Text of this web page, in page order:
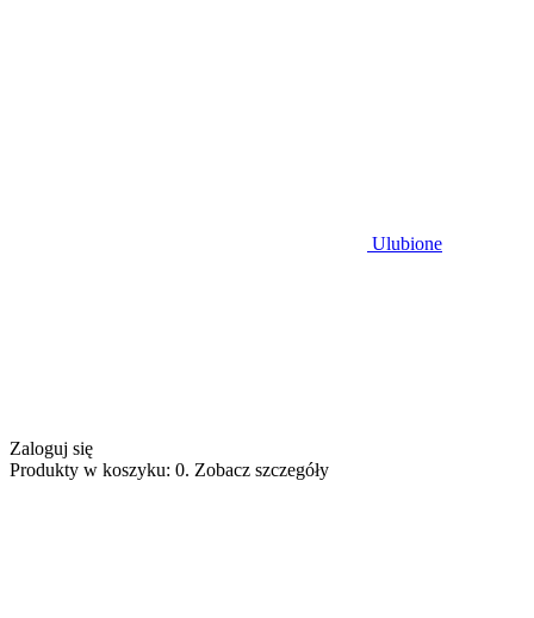
Ulubione
Zaloguj się
Produkty w koszyku: 0. Zobacz szczegóły